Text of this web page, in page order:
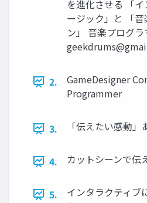
を進化させる 「
ージック」と 「
ン」 音楽プログ
2.
GameDesigner
Programmer
3. 「伝えたい感動」
4. カットシーンで伝
5.
インタラクティブ